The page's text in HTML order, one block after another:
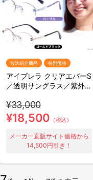
放送紹介商品 特別価格
アイブレラ クリアエバーS
／透明サングラス／紫外線
ト／目の健康
¥33,000
¥18,500 （税込）
メーカー直販サイト価格から
14,500円引き！